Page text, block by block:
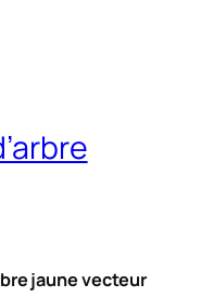
jaune vecteur